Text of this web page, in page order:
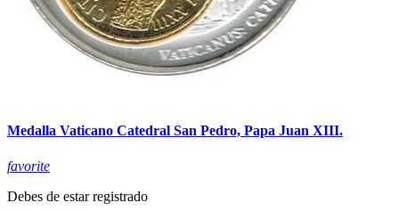
Medalla Vaticano Catedral San Pedro, Papa Juan XIII.
favorite
Debes de estar registrado